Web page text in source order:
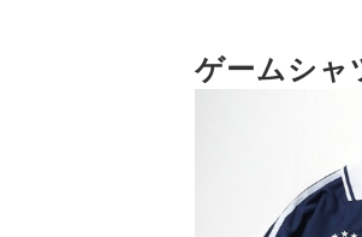
5 チームやクラ
ゲームシャツを取り
オリジナルゲームシ
ゲームシャ